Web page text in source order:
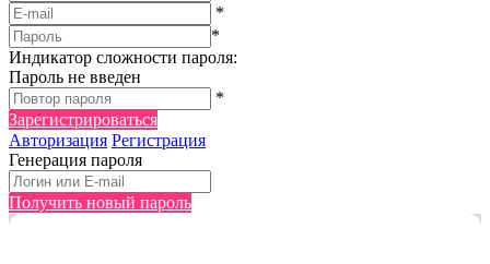
*
*
Индикатор сложности пароля:
Пароль не введен
*
Зарегистрироваться
Авторизация Регистрация
Генерация пароля
Получить новый пароль